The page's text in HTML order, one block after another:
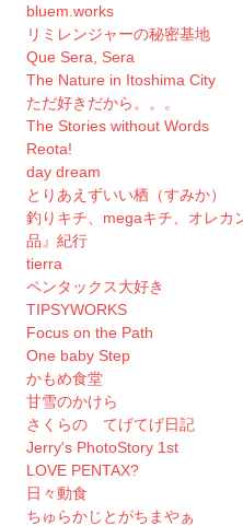
bluem.works
リミレンジャーの秘密基地
Que Sera, Sera
The Nature in Itoshima City
ただ好きだから。。。
The Stories without Words
Reota!
day dream
とりあえずいい栖（すみか）
釣りキチ、megaキチ、オレカ
品』紀行
tierra
ペンタックス大好き
TIPSYWORKS
Focus on the Path
One baby Step
かもめ食堂
甘雪のかけら
さくらの てげてげ日記
Jerry's PhotoStory 1st
LOVE PENTAX?
日々動食
ちゅらかじとがちまやぁ